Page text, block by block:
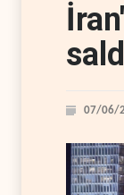
07/06/